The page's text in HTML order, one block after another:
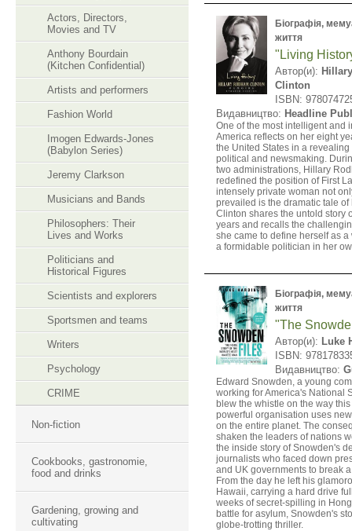
Actors, Directors,
Movies and TV
Anthony Bourdain
(Kitchen Confidential)
Artists and performers
Fashion World
Imogen Edwards-Jones
(Babylon Series)
Jeremy Clarkson
Musicians and Bands
Philosophers: Their
Lives and Works
Politicians and
Historical Figures
Scientists and explorers
Sportsmen and teams
Writers
Psychology
CRIME
Non-fiction
Cookbooks, gastronomie,
food and drinks
Gardening, growing and
cultivating
Біографія,
життя
"Living
Автор(и):
Clinton
ISBN:
Видавництво: Headline
One of the most intelligent and
America reflects on her eight
the United States in a
political and newsmaking.
two administrations, Hillary
redefined the position of First
intensely private woman not
prevailed is the dramatic tale
Clinton shares the untold story
years and recalls the
she came to define herself as a
a formidable politician in her
Біографія,
життя
"The
Автор(и): Luke
ISBN:
Видавництво:
Edward Snowden, a young
working for America's National
blew the whistle on the way
powerful organisation uses
on the entire planet. The
shaken the leaders of nations
the inside story of Snowden's
journalists who faced down
and UK governments to break
From the day he left his
Hawaii, carrying a hard drive
weeks of secret-spilling in
battle for asylum, Snowden's
globe-trotting thriller.